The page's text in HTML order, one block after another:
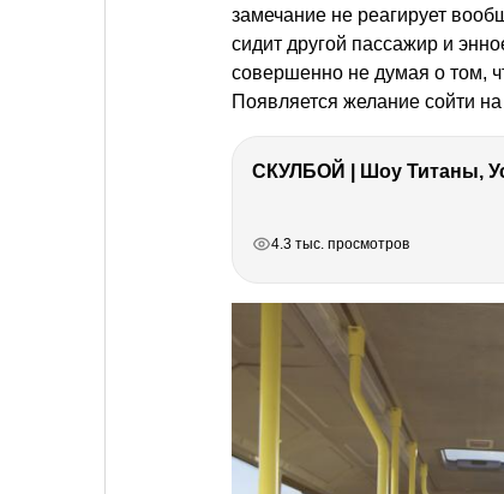
замечание не реагирует
сидит другой пассажир и
совершенно не думая о том,
Появляется желание сойти
СКУЛБОЙ | Шоу Титаны,
4.3 тыс. просмотров